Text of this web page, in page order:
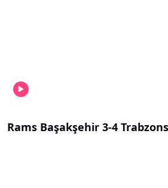
Rams Başakşehir 3-4